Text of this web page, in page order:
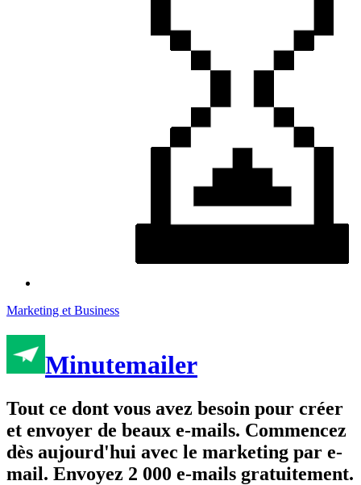
Marketing et Business
Minutemailer
Tout ce dont vous avez besoin pour créer
et envoyer de beaux e-mails. Commencez
dès aujourd'hui avec le marketing par e-
mail. Envoyez 2 000 e-mails gratuitement.